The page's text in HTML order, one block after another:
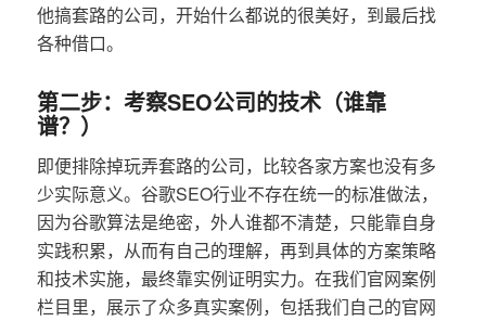
他搞套路的公司，开始什么都说的很美好，到最后找
各种借口。
第二步：考察SEO公司的技术（谁靠
谱？）
即便排除掉玩弄套路的公司，比较各家方案也没有多
少实际意义。谷歌SEO行业不存在统一的标准做法，
因为谷歌算法是绝密，外人谁都不清楚，只能靠自身
实践积累，从而有自己的理解，再到具体的方案策略
和技术实施，最终靠实例证明实力。在我们官网案例
栏目里，展示了众多真实案例，包括我们自己的官网